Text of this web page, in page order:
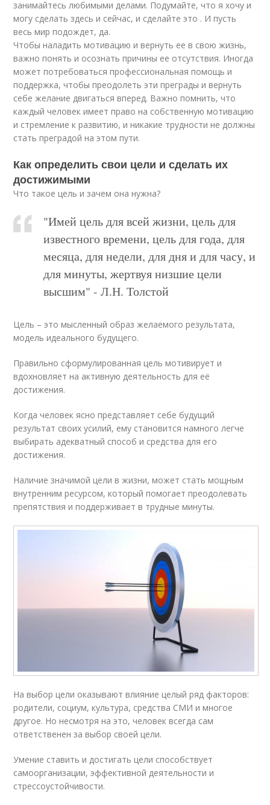
занимайтесь любимыми делами. Подумайте, что я хочу и
могу сделать здесь и сейчас, и сделайте это . И пусть
весь мир подождет, да.
Чтобы наладить мотивацию и вернуть ее в свою жизнь,
важно понять и осознать причины ее отсутствия. Иногда
может потребоваться профессиональная помощь и
поддержка, чтобы преодолеть эти преграды и вернуть
себе желание двигаться вперед. Важно помнить, что
каждый человек имеет право на собственную мотивацию
и стремление к развитию, и никакие трудности не должны
стать преградой на этом пути.
Как определить свои цели и сделать их
достижимыми
Что такое цель и зачем она нужна?
"Имей цель для всей жизни, цель для
известного времени, цель для года, для
месяца, для недели, для дня и для часу, и
для минуты, жертвуя низшие цели
высшим" - Л.Н. Толстой
Цель – это мысленный образ желаемого результата,
модель идеального будущего.
Правильно сформулированная цель мотивирует и
вдохновляет на активную деятельность для её
достижения.
Когда человек ясно представляет себе будущий
результат своих усилий, ему становится намного легче
выбирать адекватный способ и средства для его
достижения.
Наличие значимой цели в жизни, может стать мощным
внутренним ресурсом, который помогает преодолевать
препятствия и поддерживает в трудные минуты.
На выбор цели оказывают влияние целый ряд факторов:
родители, социум, культура, средства СМИ и многое
другое. Но несмотря на это, человек всегда сам
ответственен за выбор своей цели.
Умение ставить и достигать цели способствует
самоорганизации, эффективной деятельности и
стрессоустойчивости.